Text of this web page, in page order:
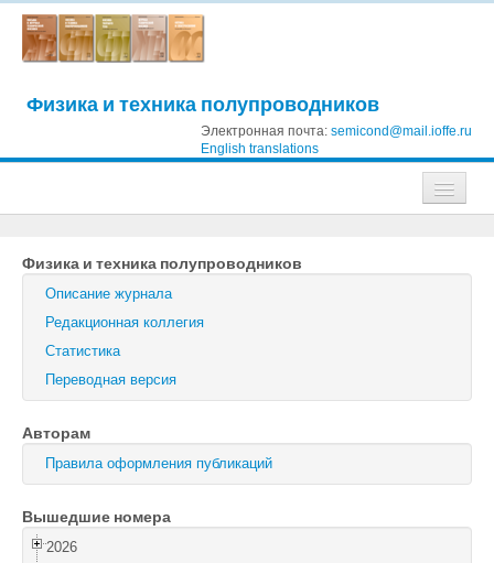
Физика и техника полупроводников
Электронная почта: semicond@mail.ioffe.ru
English translations
Журнал технической физики
Письма в Журнал технической физики
Физика твердого тела
Физика и техника полупроводников
Оптика и спектроскопия
Поиск
Войти
Физика и техника полупроводников
Описание журнала
Редакционная коллегия
Статистика
Переводная версия
Авторам
Правила оформления публикаций
Вышедшие номера
2026